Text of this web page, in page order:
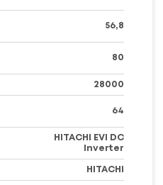
56,8
80
28000
64
HITACHI EVI DC
Inverter
HITACHI